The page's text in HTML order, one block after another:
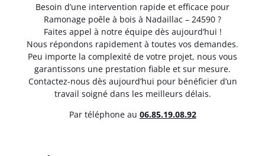
Besoin d’une intervention rapide et efficace pour
Ramonage poêle à bois à Nadaillac – 24590 ?
Faites appel à notre équipe dès aujourd’hui !
Nous répondons rapidement à toutes vos demandes.
Peu importe la complexité de votre projet, nous vous
garantissons une prestation fiable et sur mesure.
Contactez-nous dès aujourd’hui pour bénéficier d’un
travail soigné dans les meilleurs délais.
Par téléphone au 06.85.19.08.92